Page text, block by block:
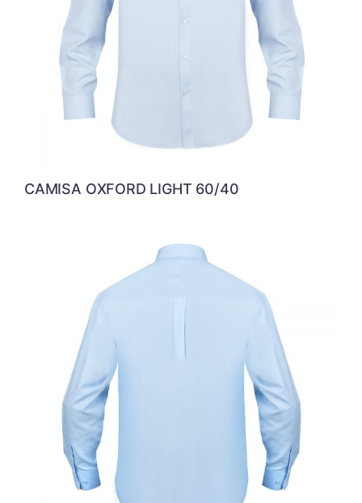
CAMISA OXFORD LIGHT 60/40